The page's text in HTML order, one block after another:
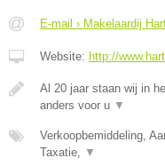
E-mail › Makelaardij
Website: http://
Al 20 jaar staan wij in
anders voor u ▼
Verkoopbemiddeling,
Taxatie,
▼